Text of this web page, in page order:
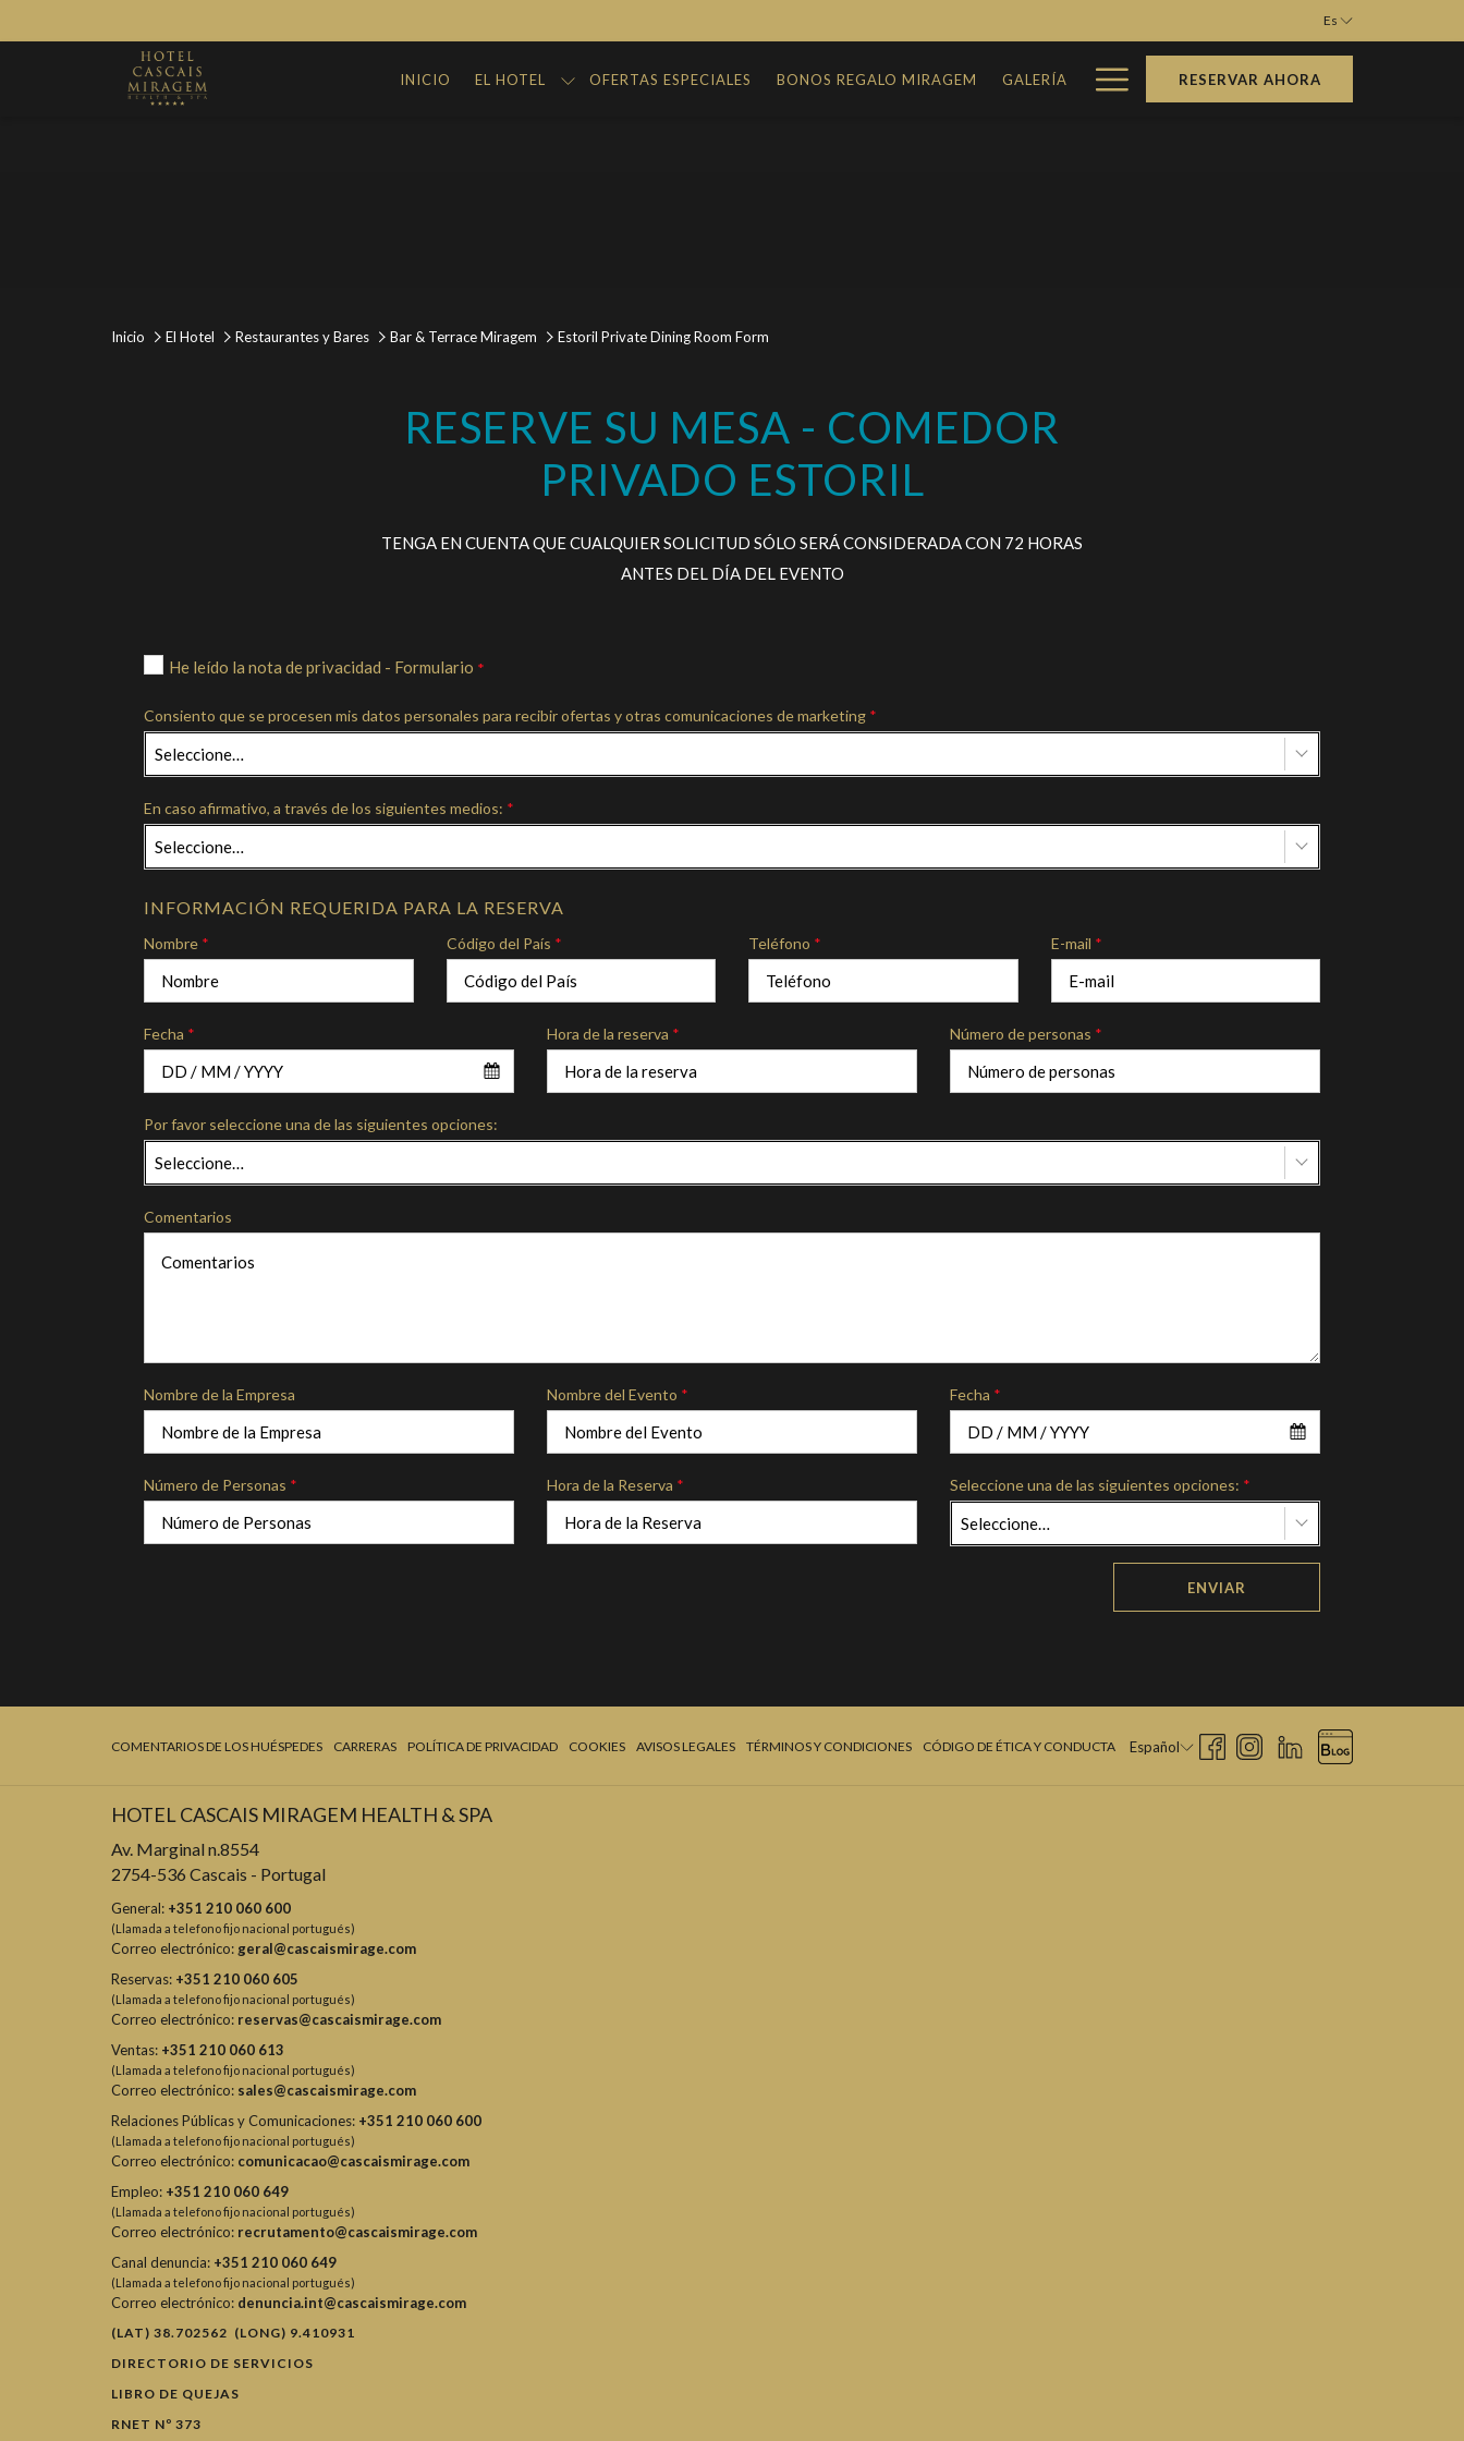
Es
INICIO EL HOTEL OFERTAS ESPECIALES BONOS REGALO MIRAGEM GALERÍA Hamburger
Menu
RESERVAR AHORA
Inicio El Hotel Restaurantes y Bares Bar & Terrace Miragem Estoril Private Dining Room Form
RESERVE SU MESA - COMEDOR
PRIVADO ESTORIL
TENGA EN CUENTA QUE CUALQUIER SOLICITUD SÓLO SERÁ CONSIDERADA CON 72 HORAS
ANTES DEL DÍA DEL EVENTO
He leído la nota de privacidad - Formulario *
Consiento que se procesen mis datos personales para recibir ofertas y otras comunicaciones de marketing *
Seleccione…
En caso afirmativo, a través de los siguientes medios: *
Seleccione…
INFORMACIÓN REQUERIDA PARA LA RESERVA
Nombre * Código del País * Teléfono * E-mail *
Fecha * Hora de la reserva * Número de personas *
Por favor seleccione una de las siguientes opciones:
Seleccione…
Comentarios
Nombre de la Empresa Nombre del Evento * Fecha *
Número de Personas * Hora de la Reserva * Seleccione una de las siguientes opciones: *
Seleccione…
ENVIAR
COMENTARIOS DE LOS HUÉSPEDES CARRERAS POLÍTICA DE PRIVACIDAD COOKIES AVISOS LEGALES TÉRMINOS Y CONDICIONES CÓDIGO DE ÉTICA Y CONDUCTA Español
HOTEL CASCAIS MIRAGEM HEALTH & SPA
Av. Marginal n.8554
2754-536 Cascais - Portugal
General: +351 210 060 600
(Llamada a telefono fijo nacional portugués)
Correo electrónico: geral@cascaismirage.com
Reservas: +351 210 060 605
(Llamada a telefono fijo nacional portugués)
Correo electrónico: reservas@cascaismirage.com
Ventas: +351 210 060 613
(Llamada a telefono fijo nacional portugués)
Correo electrónico: sales@cascaismirage.com
Relaciones Públicas y Comunicaciones: +351 210 060 600
(Llamada a telefono fijo nacional portugués)
Correo electrónico: comunicacao@cascaismirage.com
Empleo: +351 210 060 649
(Llamada a telefono fijo nacional portugués)
Correo electrónico: recrutamento@cascaismirage.com
Canal denuncia: +351 210 060 649
(Llamada a telefono fijo nacional portugués)
Correo electrónico: denuncia.int@cascaismirage.com
(LAT) 38.702562 (LONG) 9.410931
DIRECTORIO DE SERVICIOS
LIBRO DE QUEJAS
RNET Nº 373